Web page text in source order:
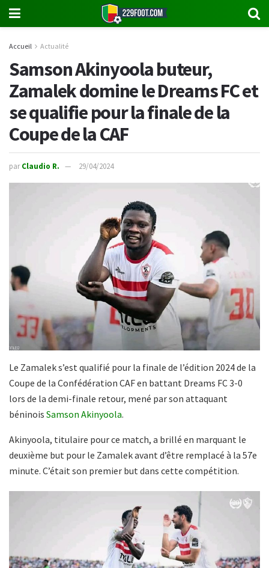
Accueil Actualité
Samson Akinyoola buteur,
Zamalek domine le Dreams FC et
se qualifie pour la finale de la
Coupe de la CAF
par Claudio R. 29/04/2024
Le Zamalek s’est qualifié pour la finale de l’édition 2024 de la
Coupe de la Confédération CAF en battant Dreams FC 3-0
lors de la demi-finale retour, mené par son attaquant
béninois Samson Akinyoola.
Akinyoola, titulaire pour ce match, a brillé en marquant le
deuxième but pour le Zamalek avant d’être remplacé à la 57e
minute. C’était son premier but dans cette compétition.